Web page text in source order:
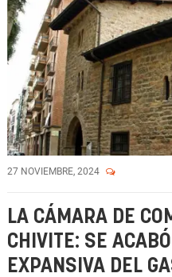
27 NOVIEMBRE, 2024
LA CÁMARA DE
CHIVITE: SE
EXPANSIVA DEL